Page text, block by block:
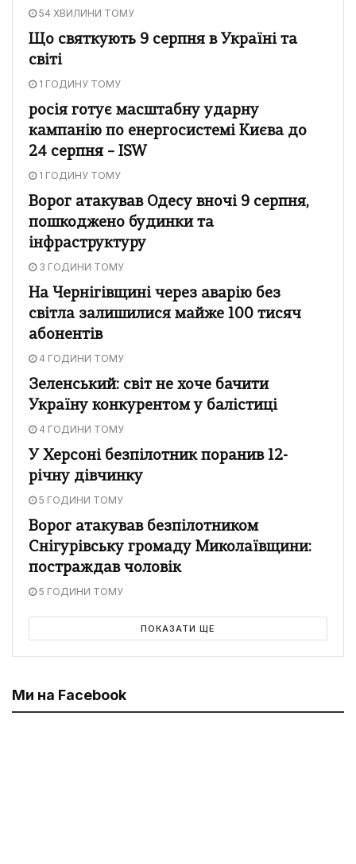
54 ХВИЛИНИ ТОМУ
Що святкують 9 серпня в Україні та
світі
1 ГОДИНУ ТОМУ
росія готує масштабну ударну
кампанію по енергосистемі Києва до
24 серпня – ISW
1 ГОДИНУ ТОМУ
Ворог атакував Одесу вночі 9 серпня,
пошкоджено будинки та
інфраструктуру
3 ГОДИНИ ТОМУ
На Чернігівщині через аварію без
світла залишилися майже 100 тисяч
абонентів
4 ГОДИНИ ТОМУ
Зеленський: світ не хоче бачити
Україну конкурентом у балістиці
4 ГОДИНИ ТОМУ
У Херсоні безпілотник поранив 12-
річну дівчинку
5 ГОДИНИ ТОМУ
Ворог атакував безпілотником
Снігурівську громаду Миколаївщини:
постраждав чоловік
5 ГОДИНИ ТОМУ
ПОКАЗАТИ ЩЕ
Ми на Facebook